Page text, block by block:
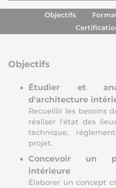
Objectifs
Objectifs
Étudier et
d'architecture
Recueillir les besoins
réaliser l'état des
technique,
projet.
Concevoir un
intérieure
Élaborer un concept